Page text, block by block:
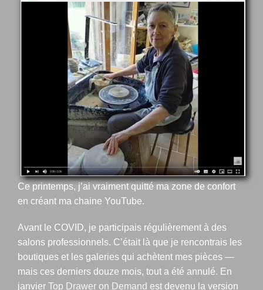
Ce printemps, j’ai vraiment quitté ma zone de confort
en créant ma chaine YouTube.
Avant le COVID, je participais régulièrement à des
salons professionnels. C’était là que je rencontrais les
boutiques et les galeries qui achètent mes pièces —
mais ces derniers douze mois, tout a été annulé. En
janvier Top Drawer on Demand est devenu la version